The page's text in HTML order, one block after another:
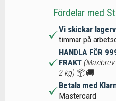
Fördelar med
Vi skickar
timmar på
HANDLA FÖR
FRAKT
2 kg) 📦🚚
Betala med
Mastercard